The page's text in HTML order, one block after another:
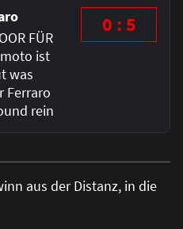
FÜR
ist
was
Ferraro
rein
0 : 5
aus der Distanz, in die